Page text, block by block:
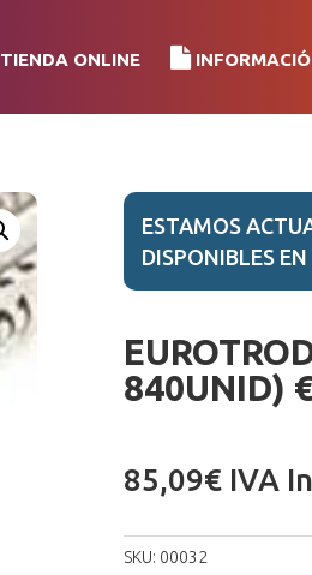
TIENDA ONLINE
ESTAMOS
DISPONIBLES EN
840UNID)
85,09€ IVA
SKU: 00032